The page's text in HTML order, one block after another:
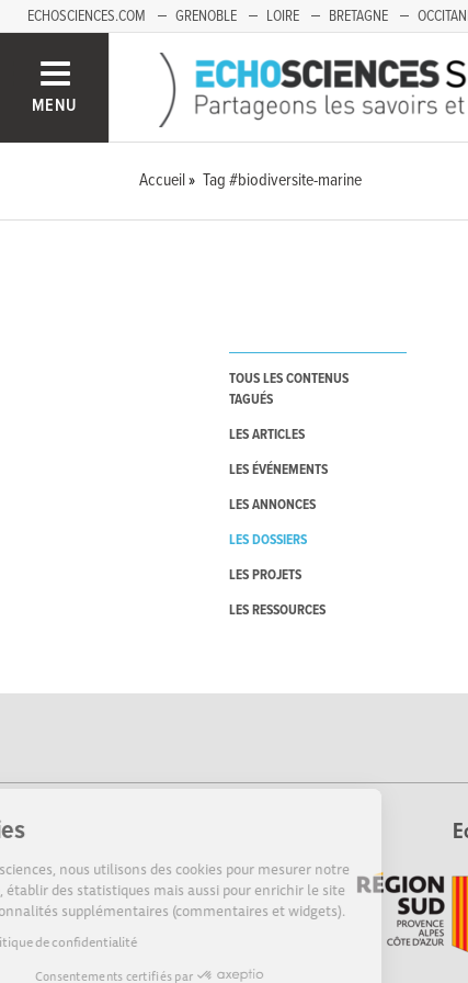
Sur Echosciences, nous utilisons des cookies pour mesurer notre
audience, établir des statistiques mais aussi pour enrichir le site
de fonctionnalités supplémentaires (commentaires et widgets).
Lire la politique de confidentialité
Consentements certifiés par
ECHOSCIENCES.COM GRENOBLE LOIRE BRETAGNE
MENU
Accueil Tag #biodiversite-marine
TOUS LES CONTENUS
TAGUÉS
LES ARTICLES
LES ÉVÉNEMENTS
LES ANNONCES
LES DOSSIERS
LES PROJETS
LES RESSOURCES